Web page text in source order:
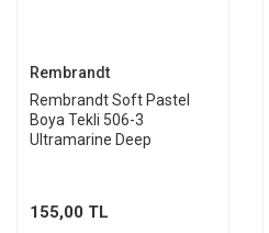
Rembrandt
Rembrandt Soft Pastel
Boya Tekli 506-3
Ultramarine Deep
155,00 TL